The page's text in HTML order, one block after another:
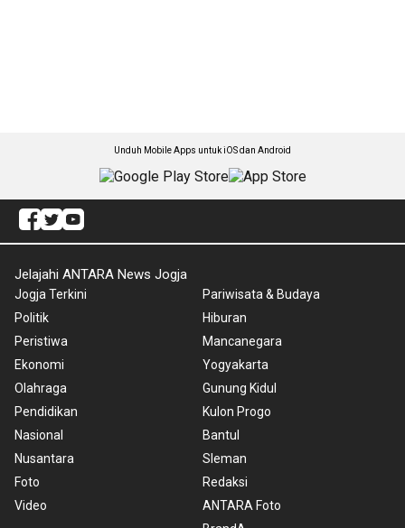
Unduh Mobile Apps untuk iOS dan Android
Jelajahi ANTARA News Jogja
Jogja Terkini
Politik
Peristiwa
Ekonomi
Olahraga
Pendidikan
Nasional
Nusantara
Foto
Video
Pariwisata & Budaya
Hiburan
Mancanegara
Yogyakarta
Gunung Kidul
Kulon Progo
Bantul
Sleman
Redaksi
ANTARA Foto